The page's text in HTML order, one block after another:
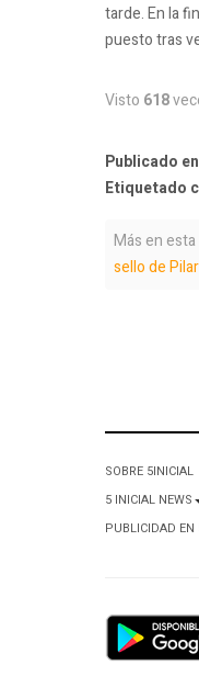
tarde. En la
puesto tras
Visto 618
Publicado en
Etiquetado
Más en
sello de
SOBRE 5INICIAL
5 INICIAL NEWS
PUBLICIDAD EN